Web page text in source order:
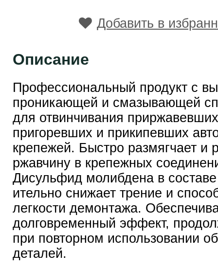
Добавить в
Описание
Профессиональный продукт с
проникающей и смазывающей
для отвинчивания
пригоревших и прикипевших
крепежей. Быстро размягчает и
ржавчину в крепежных
Дисульфид молибдена в
ительно снижает трение и
легкости демонтажа.
долговременный эффект,
при повторном использовании
деталей.